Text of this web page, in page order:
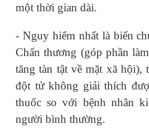
một thời gian dài.
- Nguy hiểm nhất là biến
Chấn thương (góp phần
tăng tàn tật về mặt xã hội),
đột tử không giải thích
thuốc so với bệnh nhân
người bình thường.